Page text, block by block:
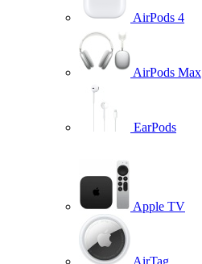
AirPods 4
AirPods Max
EarPods
Apple TV